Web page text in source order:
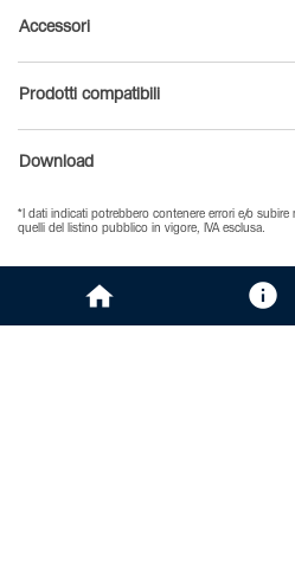
Accessori
Prodotti compatibili
Download
*I dati indicati potrebbero contenere errori e/o
quelli del listino pubblico in vigore, IVA esclusa.